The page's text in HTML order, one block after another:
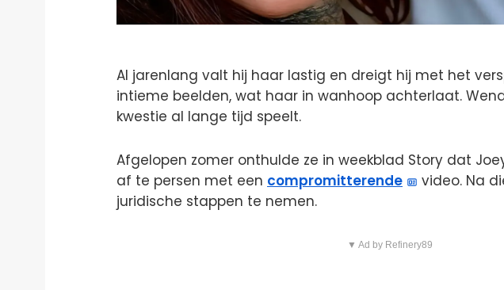
Al jarenlang valt hij haar lastig en dreigt hij met het
intieme beelden, wat haar in wanhoop achterlaat.
kwestie al lange tijd speelt.
Afgelopen zomer onthulde ze in weekblad Story dat
af te persen met een compromitterende
video. Na
juridische stappen te nemen.
▼ Ad by Refinery89